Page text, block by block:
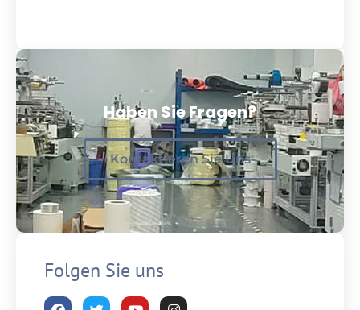
Haben Sie Fragen?
Kontaktieren Sie Uns
Folgen Sie uns